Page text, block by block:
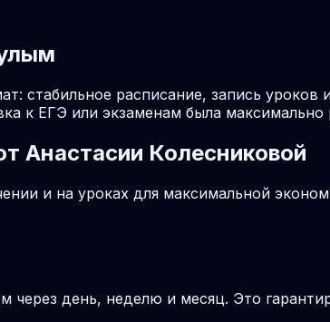
стабильное расписание, запись
к ЕГЭ или экзаменам была максимально
Анастасии Колесниковой
и на уроках для максимальной
через день, неделю и месяц. Это